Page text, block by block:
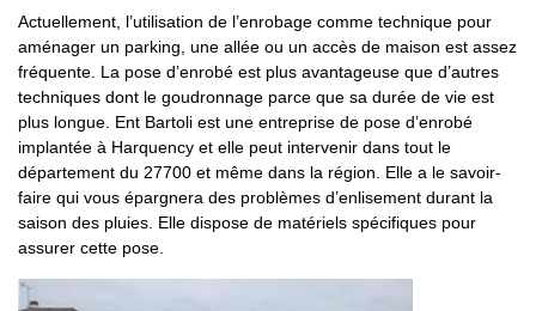
Actuellement, l’utilisation de l’enrobage comme technique pour
aménager un parking, une allée ou un accès de maison est assez
fréquente. La pose d’enrobé est plus avantageuse que d’autres
techniques dont le goudronnage parce que sa durée de vie est
plus longue. Ent Bartoli est une entreprise de pose d’enrobé
implantée à Harquency et elle peut intervenir dans tout le
département du 27700 et même dans la région. Elle a le savoir-
faire qui vous épargnera des problèmes d’enlisement durant la
saison des pluies. Elle dispose de matériels spécifiques pour
assurer cette pose.